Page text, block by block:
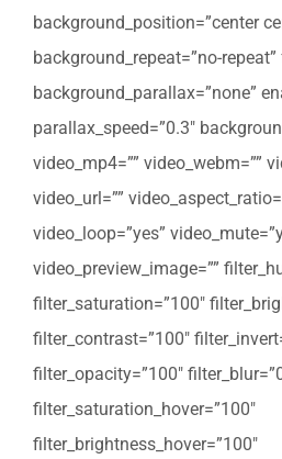
background_position=”center
background_repeat=”no-repeat”
background_parallax=”none”
parallax_speed=”0.3″
video_mp4=”” video_webm=””
video_url=””
video_loop=”yes”
video_preview_image=””
filter_saturation=”100″
filter_contrast=”100″
filter_opacity=”100″
filter_saturation_hover=”100″
filter_brightness_hover=”100″